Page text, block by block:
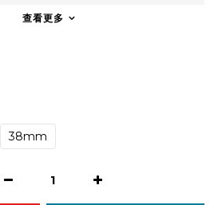
查看更多
38mm